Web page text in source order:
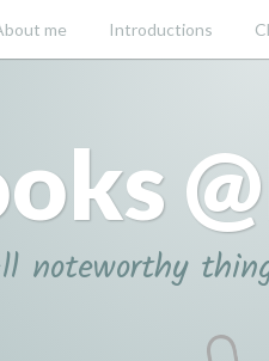
me Introductions
noteworthy